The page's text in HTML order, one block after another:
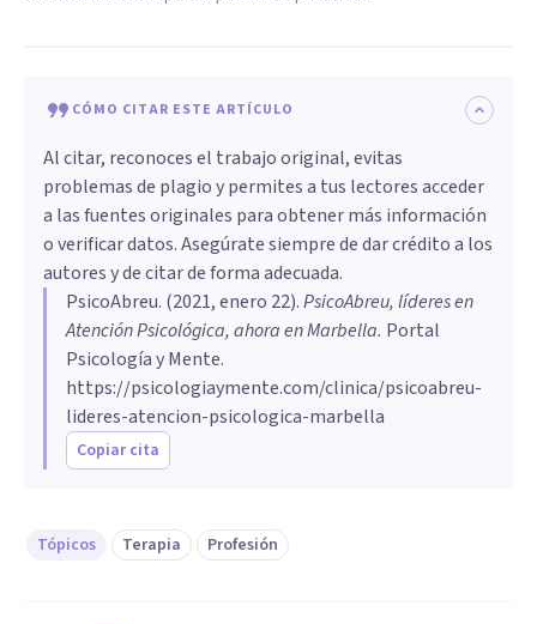
CÓMO CITAR ESTE ARTÍCULO
Al citar, reconoces el trabajo original, evitas
problemas de plagio y permites a tus lectores acceder
a las fuentes originales para obtener más información
o verificar datos. Asegúrate siempre de dar crédito a los
autores y de citar de forma adecuada.
PsicoAbreu. (2021, enero 22).PsicoAbreu, líderes en
Atención Psicológica, ahora en Marbella. Portal
Psicología y Mente.
https://psicologiaymente.com/clinica/psicoabreu-
lideres-atencion-psicologica-marbella
Copiar cita
Tópicos Terapia Profesión